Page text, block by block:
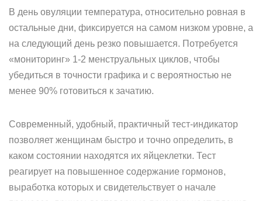
В день овуляции температура, относительно ровная в
остальные дни, фиксируется на самом низком уровне, а
на следующий день резко повышается. Потребуется
«мониторинг» 1-2 менструальных циклов, чтобы
убедиться в точности графика и с вероятностью не
менее 90% готовиться к зачатию.
Современный, удобный, практичный тест-индикатор
позволяет женщинам быстро и точно определить, в
каком состоянии находятся их яйцеклетки. Тест
реагирует на повышенное содержание гормонов,
выработка которых и свидетельствует о начале